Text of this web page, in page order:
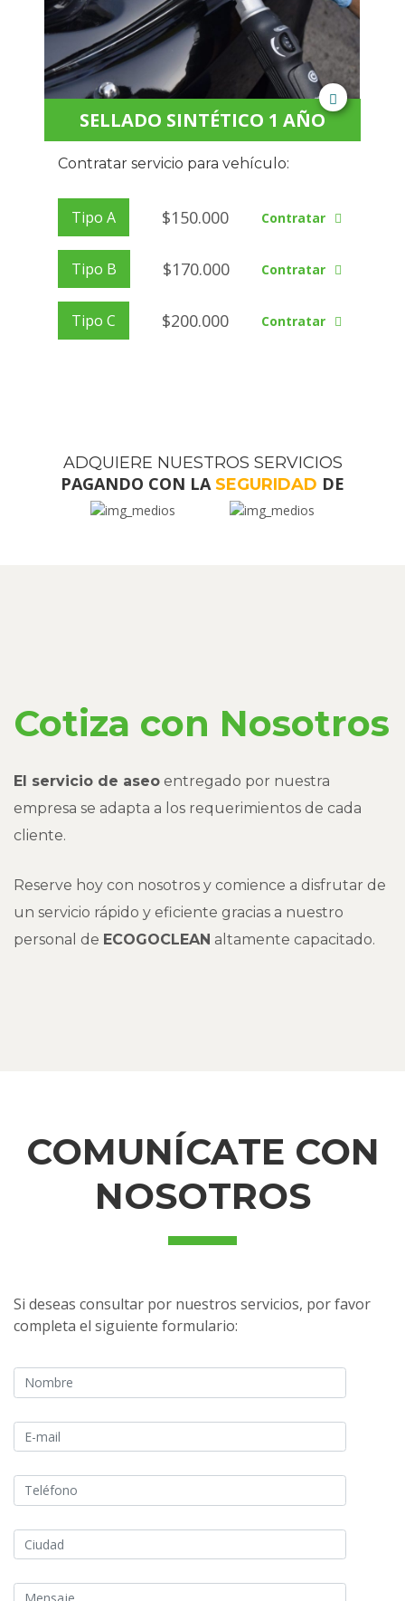
SELLADO SINTÉTICO 1 AÑO
Contratar servicio para vehículo:
Tipo A $150.000 Contratar
Tipo B $170.000 Contratar
Tipo C $200.000 Contratar
ADQUIERE NUESTROS SERVICIOS
PAGANDO CON LA SEGURIDAD DE
Cotiza con Nosotros
El servicio de aseo entregado por nuestra
empresa se adapta a los requerimientos de cada
cliente.
Reserve hoy con nosotros y comience a disfrutar de
un servicio rápido y eficiente gracias a nuestro
personal de ECOGOCLEAN altamente capacitado.
COMUNÍCATE CON
NOSOTROS
Si deseas consultar por nuestros servicios, por favor
completa el siguiente formulario: